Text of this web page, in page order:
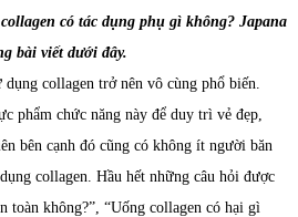
có tác dụng phụ gì không? Japana
bài viết dưới đây.
collagen trở nên vô cùng phổ biến.
phẩm chức năng này để duy trì vẻ đẹp,
bên cạnh đó cũng có không ít người băn
collagen. Hầu hết những câu hỏi được
toàn không?”, “Uống collagen có hại gì